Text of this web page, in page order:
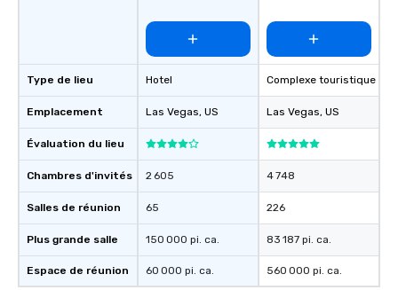
Type de lieu
Emplacement
Évaluation du lieu
Chambres d'invités
Salles de réunion
Plus grande salle
Espace de réunion
Hotel
Las Vegas, US
2 605
65
150 000 pi. ca.
60 000 pi. ca.
Complexe touristique
Las Vegas, US
4 748
226
83 187 pi. ca.
560 000 pi. ca.